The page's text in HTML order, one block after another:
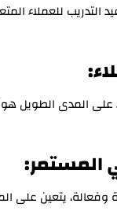
التدريب للعملاء
على المدى الطويل
المستمر:
وفعالة، يتعين على